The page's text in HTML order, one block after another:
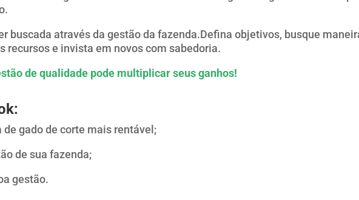
buscada através da gestão da fazenda.Defina objetivos, busque
recursos e invista em novos com sabedoria.
de qualidade pode multiplicar seus ganhos!
gado de corte mais rentável;
de sua fazenda;
gestão.